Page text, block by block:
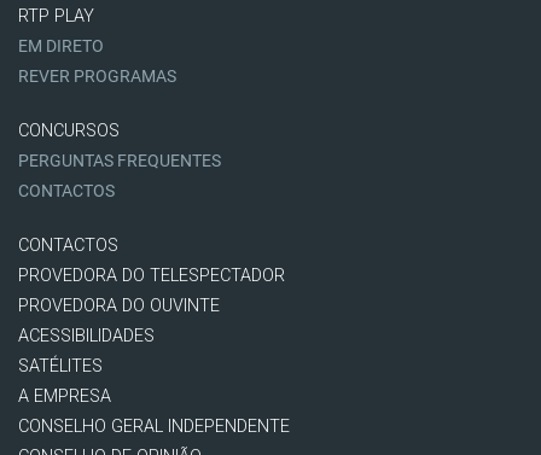
RTP PLAY
EM DIRETO
REVER PROGRAMAS
CONCURSOS
PERGUNTAS FREQUENTES
CONTACTOS
CONTACTOS
PROVEDORA DO TELESPECTADOR
PROVEDORA DO OUVINTE
ACESSIBILIDADES
SATÉLITES
A EMPRESA
CONSELHO GERAL INDEPENDENTE